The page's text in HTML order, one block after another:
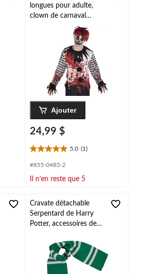
longues pour adulte,
clown de carnaval
éclaboussures de sang,
noir/blanc/rouge à
carreaux, taille
universelle, accessoire
de costume portable
pour l'Halloween
Ajouter
24,99 $
5.0 (1)
5.0
étoile(s)
5.
évaluation
#855-0485-2
Il n’en reste que 5
Cravate détachable
Serpentard de Harry
Potter, accessoires de
taille unique